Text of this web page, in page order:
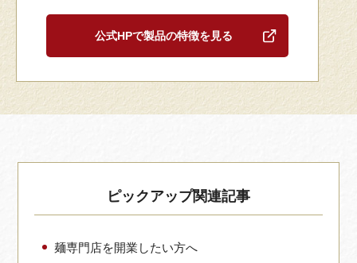
公式HPで製品の特徴を見る
ピックアップ関連記事
麺専門店を開業したい方へ